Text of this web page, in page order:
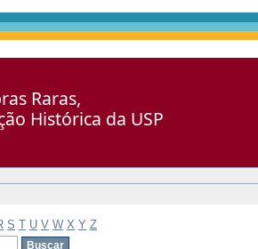
Raras,
Histórica da USP
S T U V W X Y Z